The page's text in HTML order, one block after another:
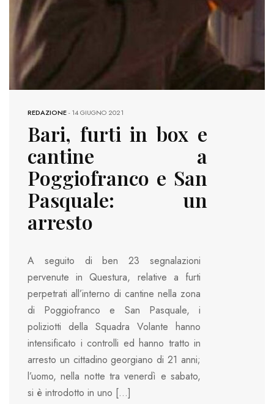
REDAZIONE-14 GIUGNO 2021
Bari, furti in box e
cantine a
Poggiofranco e San
Pasquale: un
arresto
A seguito di ben 23 segnalazioni
pervenute in Questura, relative a furti
perpetrati all’interno di cantine nella zona
di Poggiofranco e San Pasquale, i
poliziotti della Squadra Volante hanno
intensificato i controlli ed hanno tratto in
arresto un cittadino georgiano di 21 anni;
l’uomo, nella notte tra venerdì e sabato,
si è introdotto in uno […]